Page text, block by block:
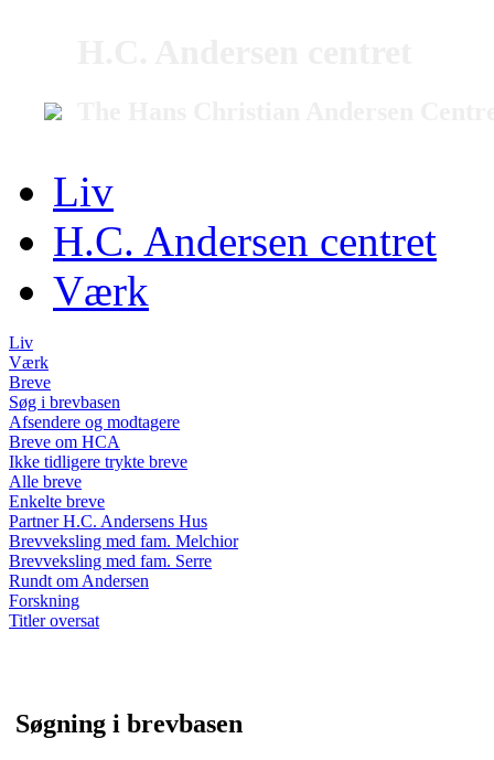
Liv
H.C. Andersen centret
Værk
Liv
Værk
Breve
Søg i brevbasen
Afsendere og modtagere
Breve om HCA
Ikke tidligere trykte breve
Alle breve
Enkelte breve
Partner H.C. Andersens Hus
Brevveksling med fam. Melchior
Brevveksling med fam. Serre
Rundt om Andersen
Forskning
Titler oversat
Søgning i brevbasen